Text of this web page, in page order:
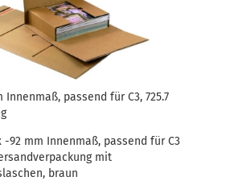
Innenmaß, passend für C3, 725.7
-92 mm Innenmaß, passend für C3
mit
braun